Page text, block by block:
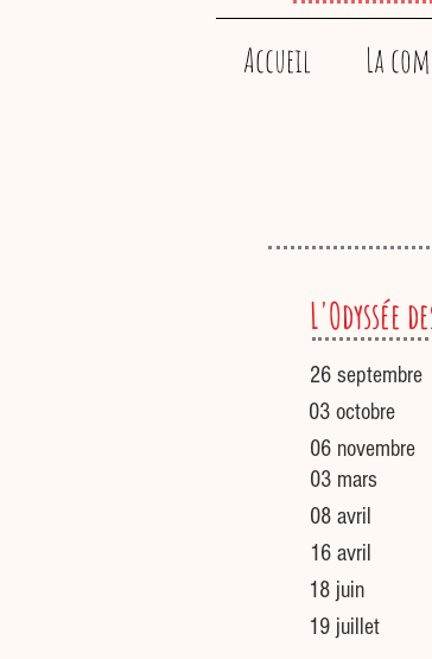
Accueil La
L'Odyssée
26 septembre
03 octobre
06 novembre
03 mars
08 avril
16 avril
18 juin
19 juillet